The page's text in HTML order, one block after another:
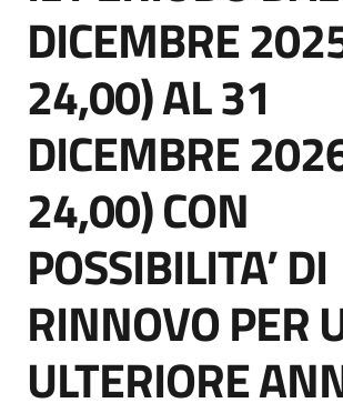
Seguici
su
DICEMBRE
24,00) AL 31
DICEMBRE
24,00) CON
POSSIBILITA’ DI
RINNOVO PER
ULTERIORE